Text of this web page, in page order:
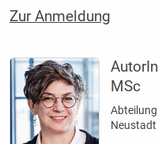
Zur Anmeldung
MSc
Neustadt